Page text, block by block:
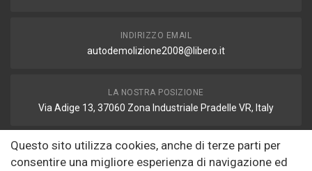
INDIRIZZO EMAIL
autodemolizione2008@libero.it
LA NOSTRA POSIZIONE
Via Adige 13, 37060 Zona Industriale Pradelle VR, Italy
FAX
autodemolizione2008@libero.it
Questo sito utilizza cookies, anche di terze parti per
consentire una migliore esperienza di navigazione ed